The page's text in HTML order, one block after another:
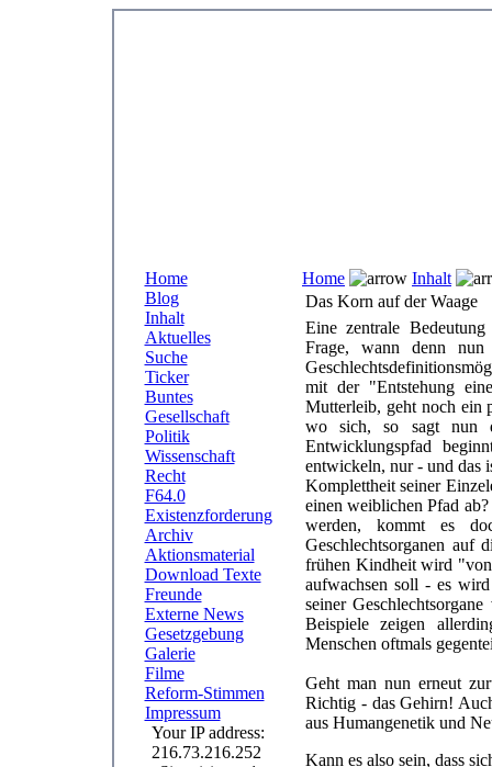
Home
Blog
Inhalt
Aktuelles
Suche
Ticker
Buntes
Gesellschaft
Politik
Wissenschaft
Recht
F64.0
Existenzforderung
Archiv
Aktionsmaterial
Download Texte
Freunde
Externe News
Gesetzgebung
Galerie
Filme
Reform-Stimmen
Impressum
Your IP address:
216.73.216.252
Home
Inhalt
Das Korn auf der Waage
Eine zentrale
Frage, wann denn nun
mit der "Entstehung
Mutterleib, geht noch ein
wo sich, so sagt nun
Entwicklungspfad
entwickeln, nur - und das
Komplettheit seiner
einen weiblichen Pfad
werden, kommt es
Geschlechtsorganen auf
frühen Kindheit wird "von
aufwachsen soll - es wird
seiner
Beispiele zeigen
Menschen oftmals
Geht man nun erneut
Richtig - das Gehirn!
aus Humangenetik und
Kann es also sein, dass